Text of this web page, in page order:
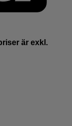
är exkl.